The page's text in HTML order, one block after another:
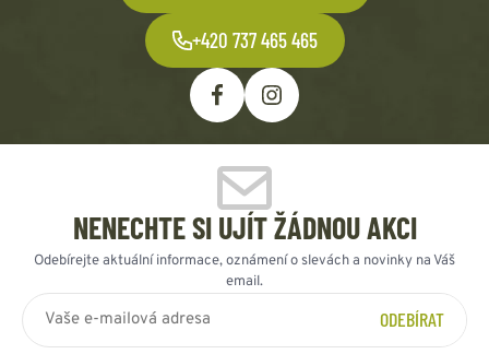
+420 737 465 465
NENECHTE SI UJÍT ŽÁDNOU AKCI
Odebírejte aktuální informace, oznámení o slevách a novinky na Váš
email.
ODEBÍRAT